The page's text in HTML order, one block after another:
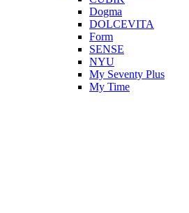
Dogma
DOLCEVITA
Form
SENSE
NYU
My Seventy Plus
My Time